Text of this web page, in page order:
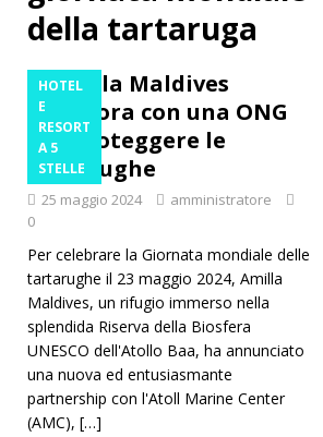
collabora
Forbes
lo status
di cinque
stelle
HOTEL E
RESORT A
della tartaruga
HOTEL
E
RESORT
A 5
STELLE
Amilla Maldives
collabora con una ONG
per proteggere le
tartarughe
25 maggio 2024
amministratore
0
Per celebrare la Giornata mondiale delle
tartarughe il 23 maggio 2024, Amilla
Maldives, un rifugio immerso nella
splendida Riserva della Biosfera
UNESCO dell'Atollo Baa, ha annunciato
una nuova ed entusiasmante
partnership con l'Atoll Marine Center
(AMC), […]